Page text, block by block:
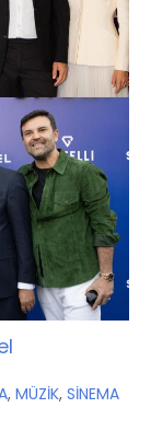
, MÜZİK, SİNEMA